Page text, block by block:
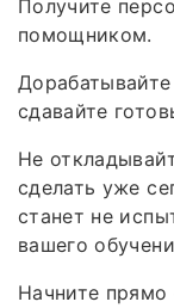
Получите
помощником.
сдавайте
Не
сделать уже
станет не
вашего
Начните